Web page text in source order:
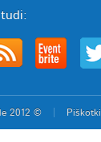
2012 © Piškotki